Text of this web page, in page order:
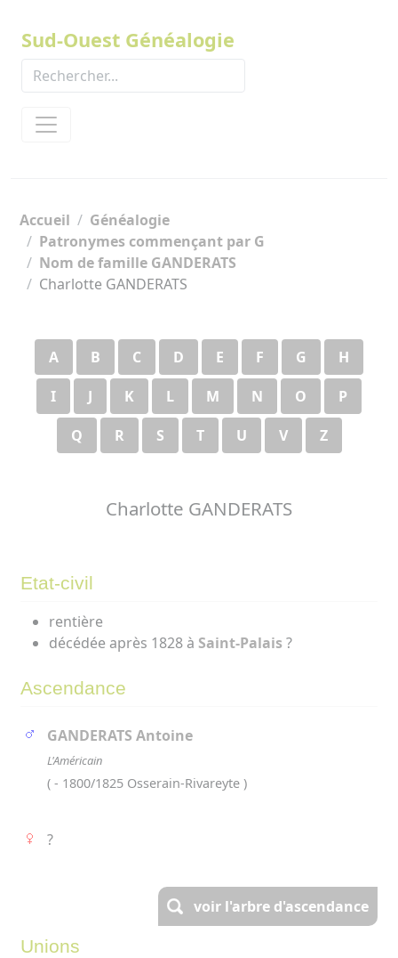
Sud-Ouest Généalogie
Accueil
Généalogie
Patronymes commençant par G
Nom de famille GANDERATS
Charlotte GANDERATS
A B C D E F G
H
I
J K L M N O
P
Q
R S T U V Z
Charlotte GANDERATS
Etat-civil
rentière
décédée après 1828 à Saint-Palais ?
Ascendance
GANDERATS Antoine
L'Américain
( - 1800/1825 Osserain-Rivareyte )
?
voir l'arbre d'ascendance
Unions